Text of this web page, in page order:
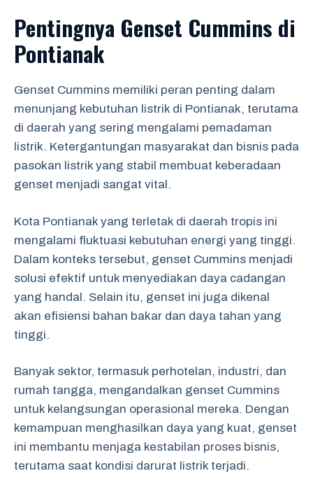
Pentingnya Genset Cummins di
Pontianak
Genset Cummins memiliki peran penting dalam
menunjang kebutuhan listrik di Pontianak, terutama
di daerah yang sering mengalami pemadaman
listrik. Ketergantungan masyarakat dan bisnis pada
pasokan listrik yang stabil membuat keberadaan
genset menjadi sangat vital.
Kota Pontianak yang terletak di daerah tropis ini
mengalami fluktuasi kebutuhan energi yang tinggi.
Dalam konteks tersebut, genset Cummins menjadi
solusi efektif untuk menyediakan daya cadangan
yang handal. Selain itu, genset ini juga dikenal
akan efisiensi bahan bakar dan daya tahan yang
tinggi.
Banyak sektor, termasuk perhotelan, industri, dan
rumah tangga, mengandalkan genset Cummins
untuk kelangsungan operasional mereka. Dengan
kemampuan menghasilkan daya yang kuat, genset
ini membantu menjaga kestabilan proses bisnis,
terutama saat kondisi darurat listrik terjadi.